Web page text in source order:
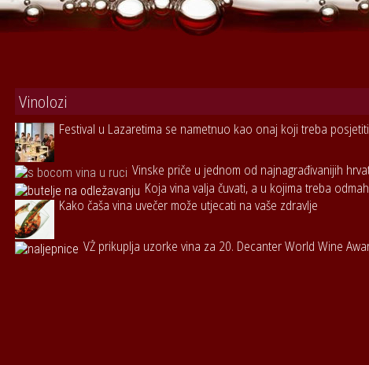
Vinolozi
Festival u Lazaretima se nametnuo kao onaj koji treba posjetiti
Vinske priče u jednom od najnagrađivanijih
Koja vina valja čuvati, a u kojima treba
Kako čaša vina uvečer može utjecati na vaše zdravlje
VŽ prikuplja uzorke vina za 20. Decanter World Wine